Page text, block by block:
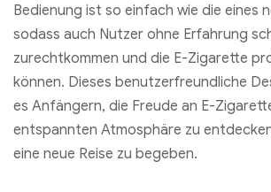
Bedienung ist so einfach wie die eines
sodass auch Nutzer ohne Erfahrung
zurechtkommen und die E-Zigarette
können. Dieses benutzerfreundliche
es Anfängern, die Freude an E-
entspannten Atmosphäre zu
eine neue Reise zu begeben.